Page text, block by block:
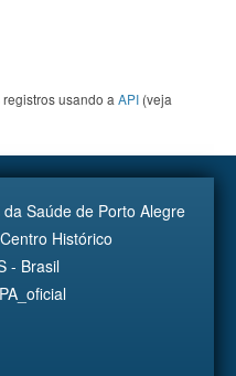
usando a API (veja
Saúde de Porto Alegre
Histórico
- Brasil